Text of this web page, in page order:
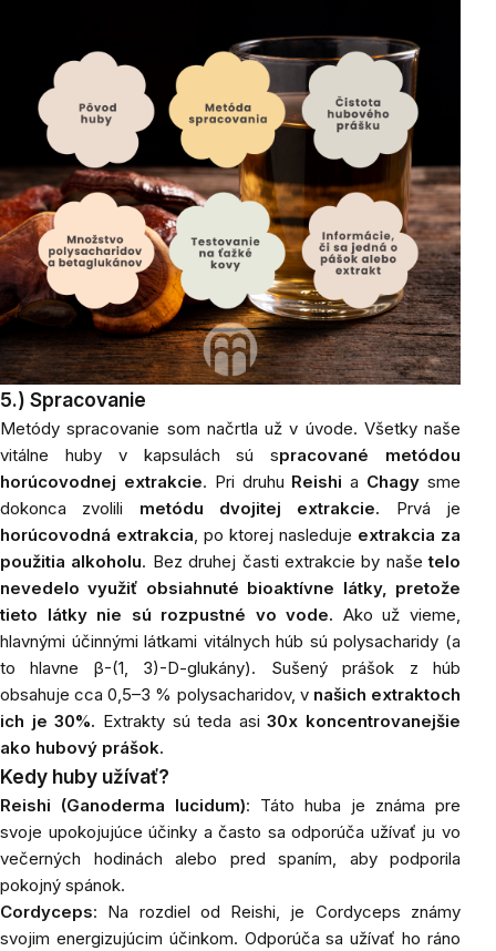
5.) Spracovanie
Metódy spracovanie som načrtla už v úvode. Všetky naše
vitálne huby v kapsulách sú spracované metódou
horúcovodnej extrakcie. Pri druhu Reishi a Chagy sme
dokonca zvolili metódu dvojitej extrakcie. Prvá je
horúcovodná extrakcia, po ktorej nasleduje extrakcia za
použitia alkoholu. Bez druhej časti extrakcie by naše telo
nevedelo využiť obsiahnuté bioaktívne látky, pretože
tieto látky nie sú rozpustné vo vode. Ako už vieme,
hlavnými účinnými látkami vitálnych húb sú polysacharidy (a
to hlavne β-(1, 3)-D-glukány). Sušený prášok z húb
obsahuje cca 0,5–3 % polysacharidov, vnašich extraktoch
ich je 30%. Extrakty sú teda asi30x koncentrovanejšie
ako hubový prášok.
Kedy huby užívať?
Reishi (Ganoderma lucidum): Táto huba je známa pre
svoje upokojujúce účinky a často sa odporúča užívať ju vo
večerných hodinách alebo pred spaním, aby podporila
pokojný spánok.
Cordyceps: Na rozdiel od Reishi, je Cordyceps známy
svojim energizujúcim účinkom. Odporúča sa užívať ho ráno